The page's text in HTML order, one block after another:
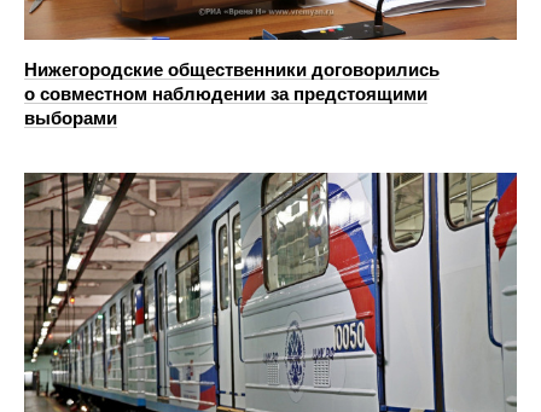
Нижегородские общественники договорились
о совместном наблюдении за предстоящими
выборами